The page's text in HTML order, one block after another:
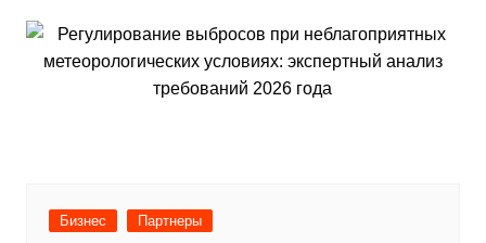
Бизнес Партнеры